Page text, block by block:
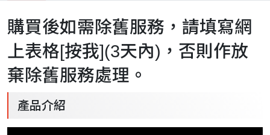
購買後如需除舊服務，請填寫網
上表格[按我](3天內)，否則作放
棄除舊服務處理。
產品介紹